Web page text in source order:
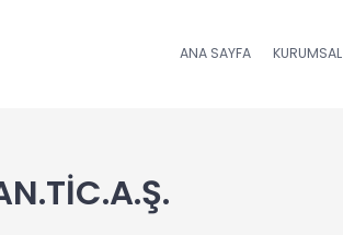
ANA SAYFA KURUMSAL